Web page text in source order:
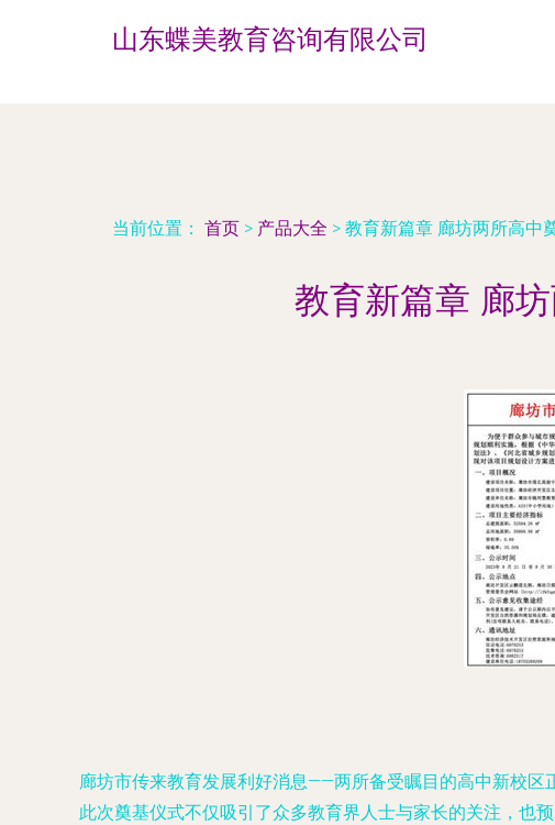
山东蝶美教育咨询有限公司
当前位置： 首页 > 产品大全 > 教育新篇章 廊坊两所高中
教育新篇章 廊
廊坊市传来教育发展利好消息——两所备受瞩目的高中新校区
此次奠基仪式不仅吸引了众多教育界人士与家长的关注，也